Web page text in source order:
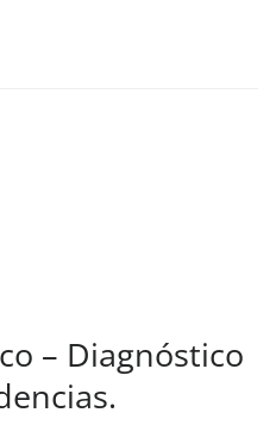
– Diagnóstico